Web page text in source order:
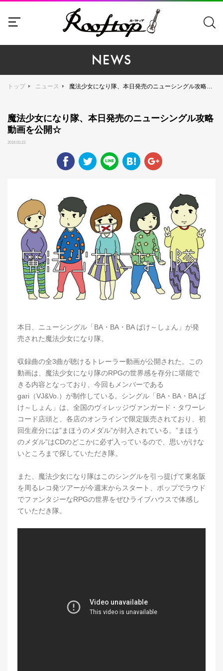
NEWS
トップ ニュース 魔法少女になり隊、本日発売のニューシングル攻略動画を公開☆
魔法少女になり隊、本日発売のニューシングル攻略
動画を公開☆
2016.03.23
本日、ニューシングル「BA・BA・BA ばけ～しょん」が発
売された魔法少女になり隊。
収録曲の全3曲が聴けるトレーラー動画が公開された。この
動画は、魔法少女になり隊のRPGの世界感を存分に堪能で
きる内容となっており、今回もメンバーである
gari（VJ&Vo.）が制作している。シングル「BA・BA・BA ば
け～しょん」は、全国のヴィレッジヴァンガード・タワーレ
コード店頭と、各店のオンラインで限定販売されており、初
回生産分には”まほうのメダル”が封入されている。”まほう
のメダル”はCDのどこかに必ず入っているので、思いがけな
いところまで探していただき隊。
また、魔法少女になり隊はこのシングルを引っ提げて東名阪
を周るレコ発ツアーが今週末からスタート、ポップでラウド
でファンタジーなRPGの世界をぜひライブハウスで体感し
ていただき隊。